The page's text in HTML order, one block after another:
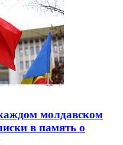
молдавском
в память о